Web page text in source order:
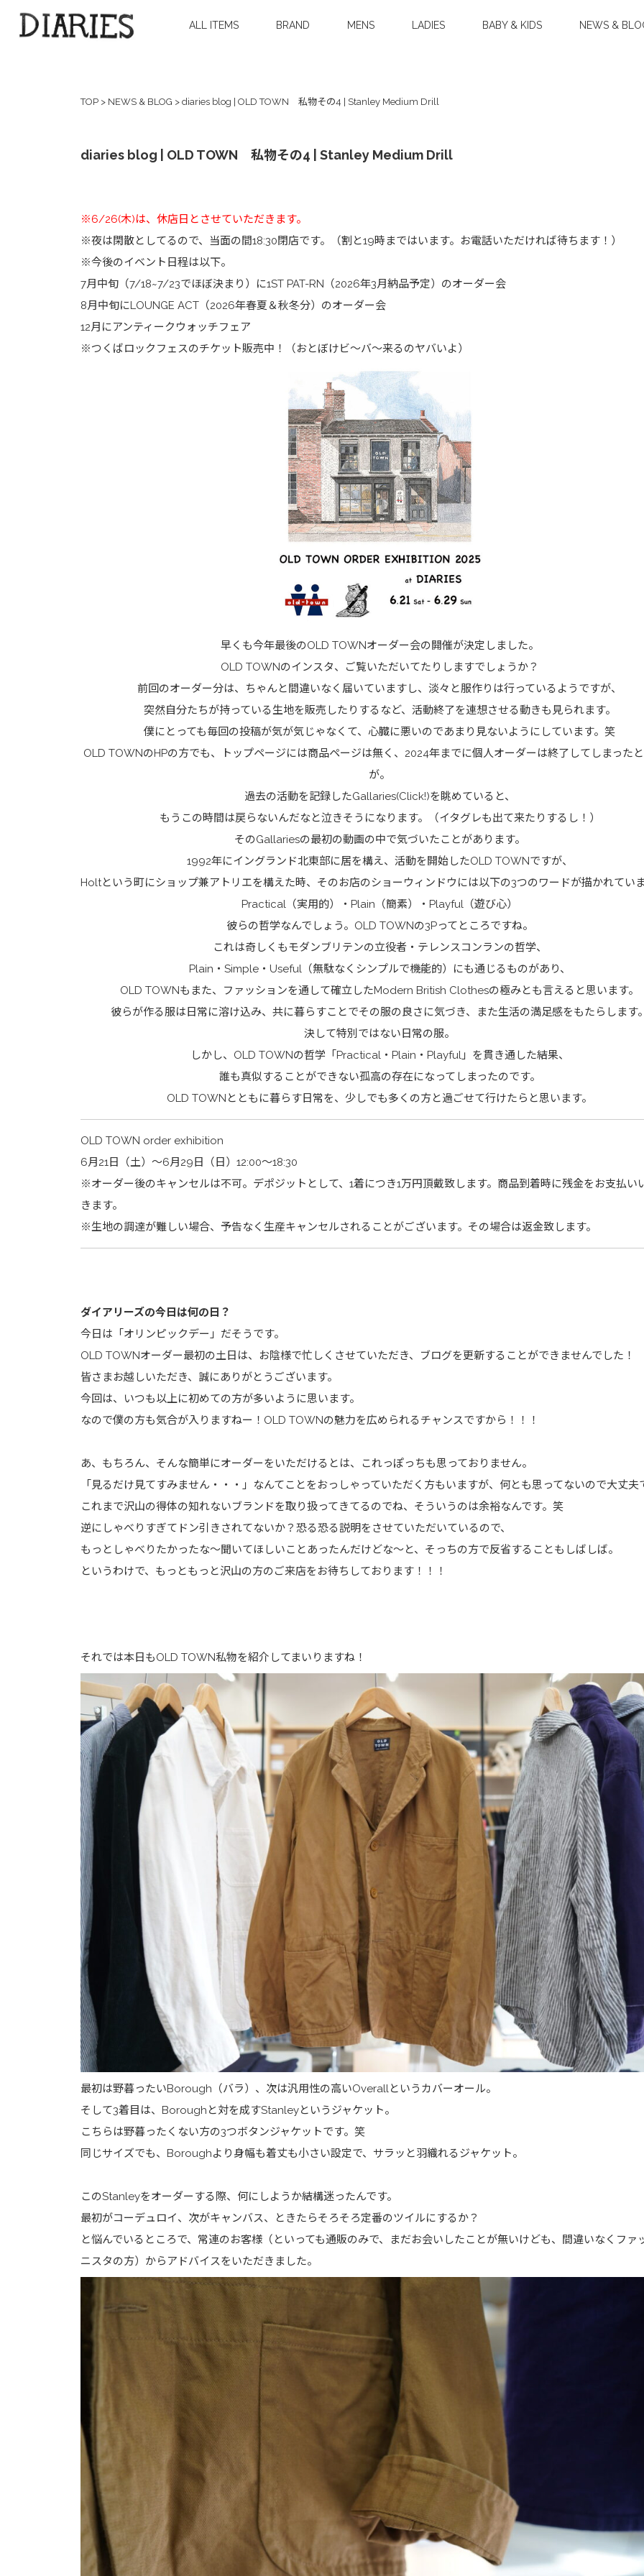
ALL ITEMS BRAND MENS LADIES BABY & KIDS NEWS &
TOP > NEWS & BLOG > diaries blog | OLD TOWN 私物その4 | Stanley Medium Drill
diaries blog | OLD TOWN 私物その4 | Stanley Medium Drill
※6/26(木)は、休店日とさせていただきます。
※夜は閑散としてるので、当面の間18:30閉店です。（割と19時まではいます。お電話いただければ待ちます！）
※今後のイベント日程は以下。
7月中旬（7/18~7/23でほぼ決まり）に1ST PAT-RN（2026年3月納品予定）のオーダー会
8月中旬にLOUNGE ACT（2026年春夏＆秋冬分）のオーダー会
12月にアンティークウォッチフェア
※つくばロックフェスのチケット販売中！（おとぼけビ～バ～来るのヤバいよ）
早くも今年最後のOLD TOWNオーダー会の開催が決定しました。
OLD TOWNのインスタ、ご覧いただいてたりしますでしょうか？
前回のオーダー分は、ちゃんと間違いなく届いていますし、淡々と服作りは行っているようですが、
突然自分たちが持っている生地を販売したりするなど、活動終了を連想させる動きも見られます。
僕にとっても毎回の投稿が気が気じゃなくて、心臓に悪いのであまり見ないようにしています。笑
OLD TOWNのHPの方でも、トップページには商品ページは無く、2024年までに個人オーダーは終了してしまった
が。
過去の活動を記録したGallaries(Click!)を眺めていると、
もうこの時間は戻らないんだなと泣きそうになります。（イタグレも出て来たりするし！）
そのGallariesの最初の動画の中で気づいたことがあります。
1992年にイングランド北東部に居を構え、活動を開始したOLD TOWNですが、
Holtという町にショップ兼アトリエを構えた時、そのお店のショーウィンドウには以下の3つのワードが描かれてい
Practical（実用的）・Plain（簡素）・Playful（遊び心）
彼らの哲学なんでしょう。OLD TOWNの3Pってところですね。
これは奇しくもモダンブリテンの立役者・テレンスコンランの哲学、
Plain・Simple・Useful（無駄なくシンプルで機能的）にも通じるものがあり、
OLD TOWNもまた、ファッションを通して確立したModern British Clothesの極みとも言えると思います。
彼らが作る服は日常に溶け込み、共に暮らすことでその服の良さに気づき、また生活の満足感をもたらします
決して特別ではない日常の服。
しかし、OLD TOWNの哲学「Practical・Plain・Playful」を貫き通した結果、
誰も真似することができない孤高の存在になってしまったのです。
OLD TOWNとともに暮らす日常を、少しでも多くの方と過ごせて行けたらと思います。
OLD TOWN order exhibition
6月21日（土）～6月29日（日）12:00～18:30
※オーダー後のキャンセルは不可。デポジットとして、1着につき1万円頂戴致します。商品到着時に残金をお支払い
きます。
※生地の調達が難しい場合、予告なく生産キャンセルされることがございます。その場合は返金致します。
ダイアリーズの今日は何の日？
今日は「オリンピックデー」だそうです。
OLD TOWNオーダー最初の土日は、お陰様で忙しくさせていただき、ブログを更新することができませんでした！
皆さまお越しいただき、誠にありがとうございます。
今回は、いつも以上に初めての方が多いように思います。
なので僕の方も気合が入りますねー！OLD TOWNの魅力を広められるチャンスですから！！！
あ、もちろん、そんな簡単にオーダーをいただけるとは、これっぽっちも思っておりません。
「見るだけ見てすみません・・・」なんてことをおっしゃっていただく方もいますが、何とも思ってないので大丈夫
これまで沢山の得体の知れないブランドを取り扱ってきてるのでね、そういうのは余裕なんです。笑
逆にしゃべりすぎてドン引きされてないか？恐る恐る説明をさせていただいているので、
もっとしゃべりたかったな～聞いてほしいことあったんだけどな～と、そっちの方で反省することもしばしば。
というわけで、もっともっと沢山の方のご来店をお待ちしております！！！
それでは本日もOLD TOWN私物を紹介してまいりますね！
最初は野暮ったいBorough（バラ）、次は汎用性の高いOverallというカバーオール。
そして3着目は、Boroughと対を成すStanleyというジャケット。
こちらは野暮ったくない方の3つボタンジャケットです。笑
同じサイズでも、Boroughより身幅も着丈も小さい設定で、サラッと羽織れるジャケット。
このStanleyをオーダーする際、何にしようか結構迷ったんです。
最初がコーデュロイ、次がキャンバス、ときたらそろそろ定番のツイルにするか？
と悩んでいるところで、常連のお客様（といっても通販のみで、まだお会いしたことが無いけども、間違いなくファ
ニスタの方）からアドバイスをいただきました。